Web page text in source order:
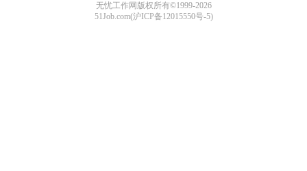
无忧工作网版权所有©1999-2026
51Job.com(沪ICP备12015550号-5)